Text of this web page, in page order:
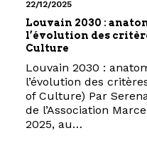
22/12/2025
Louvain 2030 :
l’évolution des
Culture
Louvain 2030 :
l’évolution des
of Culture) Par
de l’Association
2025, au…